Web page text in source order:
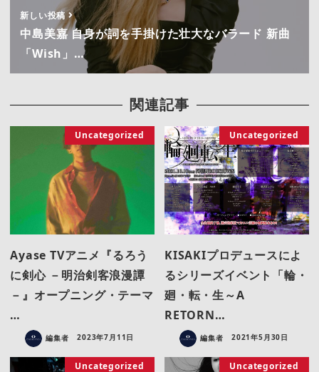
新しい投稿
中島美嘉 自身が詞を手掛けた壮大なバラード 新曲
「Wish」…
関連記事
Uncategorized
Ayase TVアニメ『るろう
に剣心 －明治剣客浪漫譚
－』オープニング・テーマ
…
編集者 2023年7月11日
Uncategorized
KISAKIプロデュースによ
るシリーズイベント「輪・
廻・転・生～A
RETORN…
編集者 2021年5月30日
Uncategorized Uncategorized